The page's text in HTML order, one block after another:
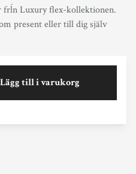
Luxury flex-kollektionen.
present eller till dig själv
Lägg till i varukorg